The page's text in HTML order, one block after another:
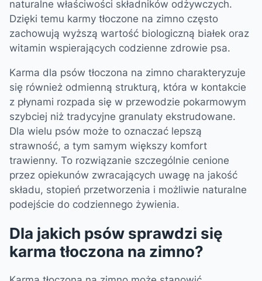
naturalne właściwości składników odżywczych.
Dzięki temu karmy tłoczone na zimno często
zachowują wyższą wartość biologiczną białek oraz
witamin wspierających codzienne zdrowie psa.
Karma dla psów tłoczona na zimno charakteryzuje
się również odmienną strukturą, która w kontakcie
z płynami rozpada się w przewodzie pokarmowym
szybciej niż tradycyjne granulaty ekstrudowane.
Dla wielu psów może to oznaczać lepszą
strawność, a tym samym większy komfort
trawienny. To rozwiązanie szczególnie cenione
przez opiekunów zwracających uwagę na jakość
składu, stopień przetworzenia i możliwie naturalne
podejście do codziennego żywienia.
Dla jakich psów sprawdzi się
karma tłoczona na zimno?